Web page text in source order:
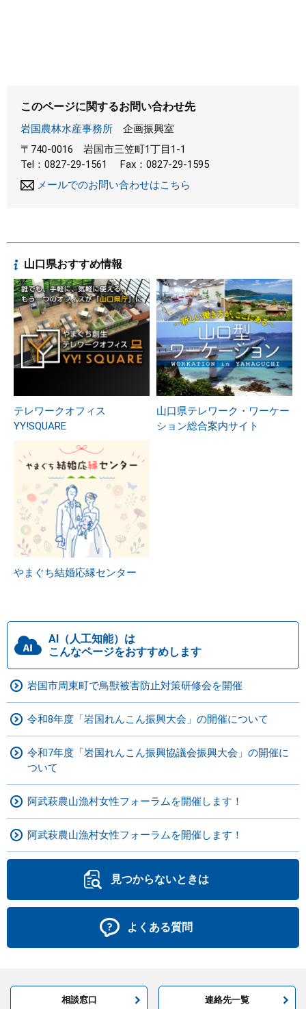
このページに関するお問い合わせ先
岩国農林水産事務所
企画振興室
〒740-0016
岩国市三笠町1丁目1-1
Tel：0827-29-1561
Fax：0827-29-1595
メールでのお問い合わせはこちら
山口県おすすめ情報
テレワークオフィス
YY!SQUARE
山口県テレワーク・ワーケー
ション総合案内サイト
やまぐち結婚応縁センター
AI（人工知能）は
こんなページをおすすめします
岩国市周東町で鳥獣被害防止対策研修会を開催
令和8年度「岩国れんこん振興大会」の開催について
令和7年度「岩国れんこん振興協議会振興大会」の開催に
ついて
阿武萩農山漁村女性フォーラムを開催します！
阿武萩農山漁村女性フォーラムを開催します！
見つからないときは
よくある質問
相談窓口 連絡先一覧